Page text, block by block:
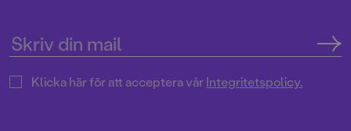
Klicka här för att acceptera vårIntegritetspolicy.